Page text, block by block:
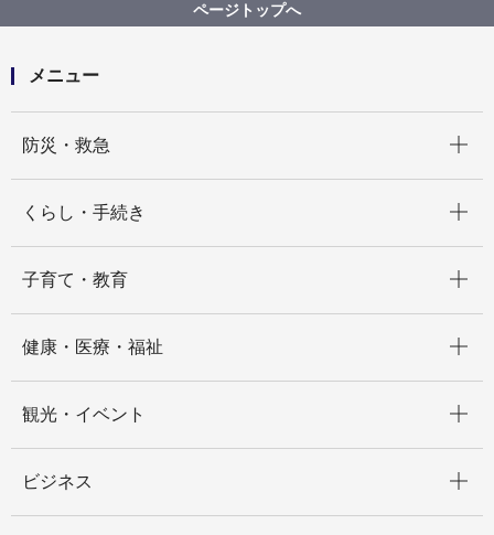
本日、山中 竹春 横浜市長が、小泉 進次郎 防衛大臣へ
提案・要望を行いました
ページトップへ
メニュー
防災・救急
くらし・手続き
子育て・教育
健康・医療・福祉
観光・イベント
ビジネス